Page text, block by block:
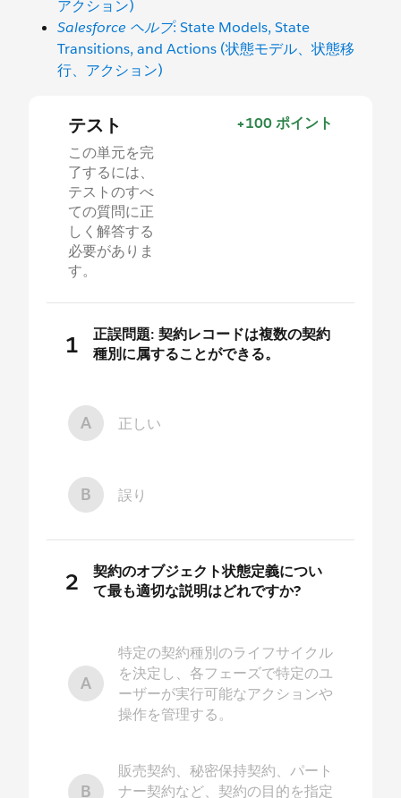
アクション)
Salesforce ヘルプ: State Models, State
Transitions, and Actions (状態モデル、状態移
行、アクション)